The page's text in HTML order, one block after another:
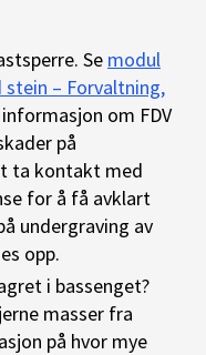
Se modul
stein – Forvaltning,
om FDV
på
ta kontakt med
for å få avklart
undergraving av
opp.
i bassenget?
masser fra
på hvor mye